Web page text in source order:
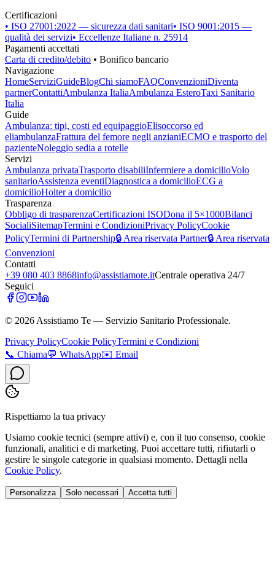
Certificazioni
• ISO 27001:2022 — sicurezza dati sanitari• ISO 9001:2015 —
qualità dei servizi• Eccellenze Italiane n. 25914
Pagamenti accettati
Carta di credito/debito • Bonifico bancario
Navigazione
HomeServiziGuideBlogChi siamoFAQConvenzioniDiventa
partnerContattiAmbulanza ItaliaAmbulanza EsteroTaxi Sanitario
Italia
Guide
Ambulanza: tipi, costi ed equipaggioElisoccorso ed
eliambulanzaFrattura del femore negli anzianiECMO e trasporto del
pazienteNoleggio sedia a rotelle
Servizi
Ambulanza privataTrasporto disabiliInfermiere a domicilioVolo
sanitarioAssistenza eventiDiagnostica a domicilioECG a
domicilioHolter a domicilio
Trasparenza
Obbligo di trasparenzaCertificazioni ISODona il 5×1000Bilanci
SocialiSitemapTermini e CondizioniPrivacy PolicyCookie
PolicyTermini di Partnership🔒 Area riservata Partner🔒 Area riservata
Convenzioni
Contatti
+39 080 403 8868info@assistiamote.itCentrale operativa 24/7
Seguici
© 2026 Assistiamo Te — Servizio Sanitario Professionale.
Privacy PolicyCookie PolicyTermini e Condizioni
📞 Chiama💬 WhatsApp✉️ Email
Rispettiamo la tua privacy
Usiamo cookie tecnici (sempre attivi) e, con il tuo consenso, cookie
funzionali, analitici e di marketing. Puoi accettare tutti, rifiutarli o
gestire le singole categorie in qualsiasi momento. Dettagli nella
Cookie Policy.
Personalizza Solo necessari Accetta tutti